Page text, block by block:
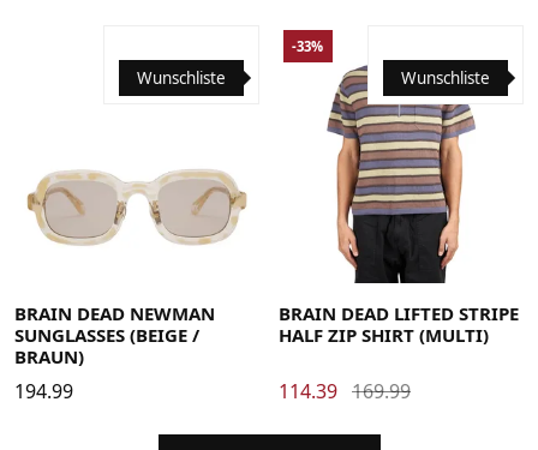
Wunschliste
BRAIN DEAD NEWMAN
SUNGLASSES (BEIGE /
BRAUN)
194.99
Medium Small X-Large
Wunschliste
-33%
BRAIN DEAD LIFTED STRIPE
HALF ZIP SHIRT (MULTI)
114.39 169.99